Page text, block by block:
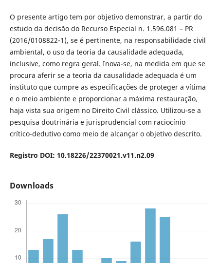
O presente artigo tem por objetivo demonstrar, a partir do
estudo da decisão do Recurso Especial n. 1.596.081 – PR
(2016/0108822-1), se é pertinente, na responsabilidade civil
ambiental, o uso da teoria da causalidade adequada,
inclusive, como regra geral. Inova-se, na medida em que se
procura aferir se a teoria da causalidade adequada é um
instituto que cumpre as especificações de proteger a vítima
e o meio ambiente e proporcionar a máxima restauração,
haja vista sua origem no Direito Civil clássico. Utilizou-se a
pesquisa doutrinária e jurisprudencial com raciocínio
crítico-dedutivo como meio de alcançar o objetivo descrito.
Registro DOI: 10.18226/22370021.v11.n2.09
Downloads